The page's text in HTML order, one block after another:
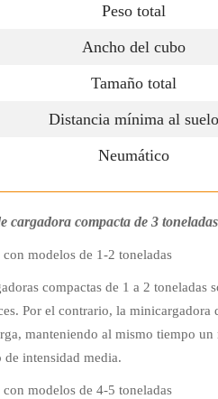
Peso total
Ancho del cubo
Tamaño total
Distancia mínima al suelo
Neumático
cargadora compacta de 3
modelos de 1-2 toneladas
compactas de 1 a 2
Por el contrario, la
manteniendo al mismo tiempo
de intensidad media.
modelos de 4-5 toneladas